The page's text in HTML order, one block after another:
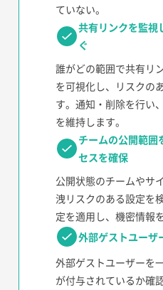
ていない。
共有リンクを監視
ぐ
誰がどの範囲で共有リ
を可視化し、リスクの
す。通知・削除を行い
を維持します。
チームの公開範囲
セスを確保
公開状態のチームやサ
洩リスクのある設定を
定を適用し、機密情報
外部ゲストユーザ
外部ゲストユーザーを
が付与されているか確